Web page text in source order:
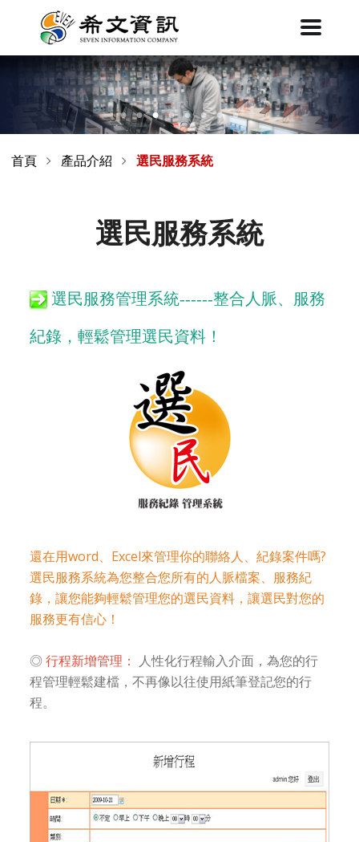
首頁 產品介紹 選民服務系統
選民服務系統
選民服務管理系統------整合人脈、服務
紀錄，輕鬆管理選民資料！
還在用word、Excel來管理你的聯絡人、紀錄案件嗎?
選民服務系統為您整合您所有的人脈檔案、服務紀
錄，讓您能夠輕鬆管理您的選民資料，讓選民對您的
服務更有信心！
◎行程新增管理：
人性化行程輸入介面，為您的行
程管理輕鬆建檔，不再像以往使用紙筆登記您的行
程。